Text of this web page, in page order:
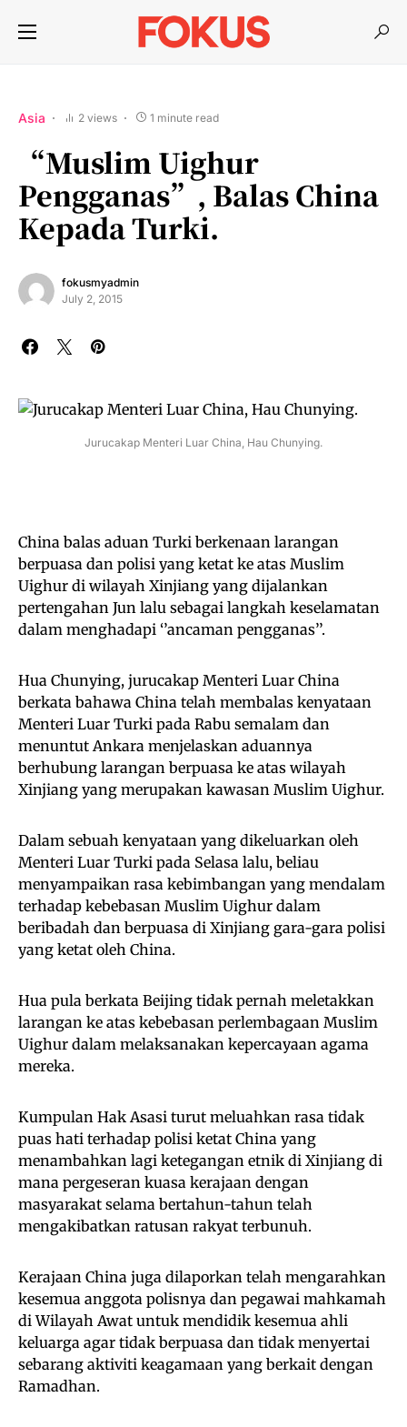
Asia 2 views 1 minute read
“Muslim Uighur
Pengganas”, Balas China
Kepada Turki.
fokusmyadmin
July 2, 2015
Jurucakap Menteri Luar China, Hau Chunying.
China balas aduan Turki berkenaan larangan
berpuasa dan polisi yang ketat ke atas Muslim
Uighur di wilayah Xinjiang yang dijalankan
pertengahan Jun lalu sebagai langkah keselamatan
dalam menghadapi ‘’ancaman pengganas’’.
Hua Chunying, jurucakap Menteri Luar China
berkata bahawa China telah membalas kenyataan
Menteri Luar Turki pada Rabu semalam dan
menuntut Ankara menjelaskan aduannya
berhubung larangan berpuasa ke atas wilayah
Xinjiang yang merupakan kawasan Muslim Uighur.
Dalam sebuah kenyataan yang dikeluarkan oleh
Menteri Luar Turki pada Selasa lalu, beliau
menyampaikan rasa kebimbangan yang mendalam
terhadap kebebasan Muslim Uighur dalam
beribadah dan berpuasa di Xinjiang gara-gara polisi
yang ketat oleh China.
Hua pula berkata Beijing tidak pernah meletakkan
larangan ke atas kebebasan perlembagaan Muslim
Uighur dalam melaksanakan kepercayaan agama
mereka.
Kumpulan Hak Asasi turut meluahkan rasa tidak
puas hati terhadap polisi ketat China yang
menambahkan lagi ketegangan etnik di Xinjiang di
mana pergeseran kuasa kerajaan dengan
masyarakat selama bertahun-tahun telah
mengakibatkan ratusan rakyat terbunuh.
Kerajaan China juga dilaporkan telah mengarahkan
kesemua anggota polisnya dan pegawai mahkamah
di Wilayah Awat untuk mendidik kesemua ahli
keluarga agar tidak berpuasa dan tidak menyertai
sebarang aktiviti keagamaan yang berkait dengan
Ramadhan.